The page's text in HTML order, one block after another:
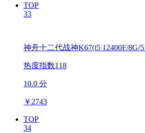
TOP
33
神舟十二代战神K67(i5 12400F/8G/
热度指数118
10.0 分
￥ 2743
TOP
34